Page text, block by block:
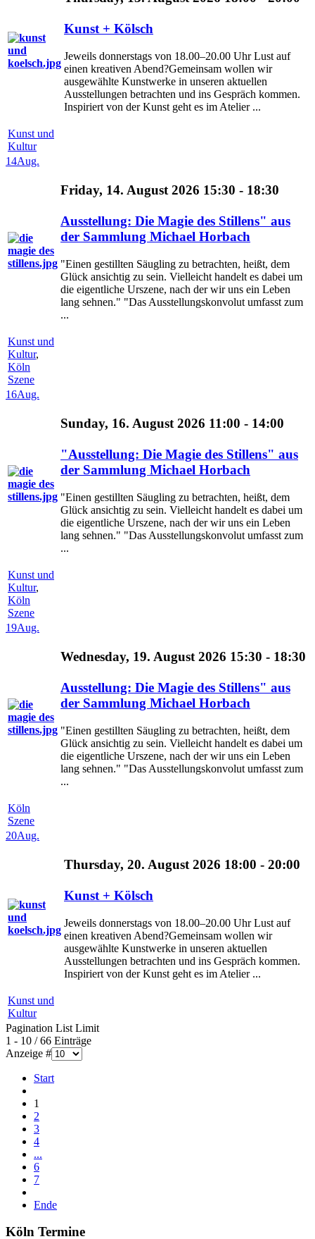
Kunst + Kölsch
Jeweils donnerstags von 18.00–20.00 Uhr Lust auf
einen kreativen Abend?Gemeinsam wollen wir
ausgewählte Kunstwerke in unseren aktuellen
Ausstellungen betrachten und ins Gespräch kommen.
Inspiriert von der Kunst geht es im Atelier ...
Kunst und
Kultur
14Aug.
Friday, 14. August 2026 15:30 - 18:30
Ausstellung: Die Magie des Stillens" aus
der Sammlung Michael Horbach
"Einen gestillten Säugling zu betrachten, heißt, dem
Glück ansichtig zu sein. Vielleicht handelt es dabei um
die eigentliche Urszene, nach der wir uns ein Leben
lang sehnen." "Das Ausstellungskonvolut umfasst zum
...
Kunst und
Kultur,
Köln
Szene
16Aug.
Sunday, 16. August 2026 11:00 - 14:00
"Ausstellung: Die Magie des Stillens" aus
der Sammlung Michael Horbach
"Einen gestillten Säugling zu betrachten, heißt, dem
Glück ansichtig zu sein. Vielleicht handelt es dabei um
die eigentliche Urszene, nach der wir uns ein Leben
lang sehnen." "Das Ausstellungskonvolut umfasst zum
...
Kunst und
Kultur,
Köln
Szene
19Aug.
Wednesday, 19. August 2026 15:30 - 18:30
Ausstellung: Die Magie des Stillens" aus
der Sammlung Michael Horbach
"Einen gestillten Säugling zu betrachten, heißt, dem
Glück ansichtig zu sein. Vielleicht handelt es dabei um
die eigentliche Urszene, nach der wir uns ein Leben
lang sehnen." "Das Ausstellungskonvolut umfasst zum
...
Köln
Szene
20Aug.
Thursday, 20. August 2026 18:00 - 20:00
Kunst + Kölsch
Jeweils donnerstags von 18.00–20.00 Uhr Lust auf
einen kreativen Abend?Gemeinsam wollen wir
ausgewählte Kunstwerke in unseren aktuellen
Ausstellungen betrachten und ins Gespräch kommen.
Inspiriert von der Kunst geht es im Atelier ...
Kunst und
Kultur
Pagination List Limit
1 - 10 / 66 Einträge
Anzeige #
Start
1
2
3
4
...
6
7
Ende
Köln Termine